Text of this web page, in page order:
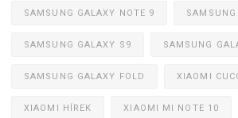
SAMSUNG GALAXY NOTE 9
SAMSUNG GALAXY S9 SAMSUNG
SAMSUNG GALAXY FOLD XIAOMI
XIAOMI HÍREK XIAOMI MI NOTE 10